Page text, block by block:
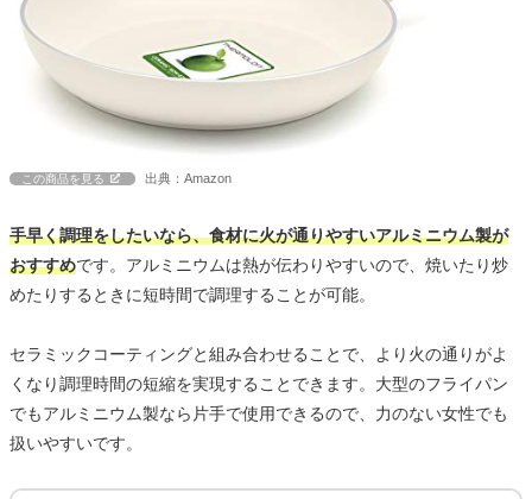
この商品を見る 出典：Amazon
手早く調理をしたいなら、食材に火が通りやすいアルミニウム製が
おすすめです。アルミニウムは熱が伝わりやすいので、焼いたり炒
めたりするときに短時間で調理することが可能。
セラミックコーティングと組み合わせることで、より火の通りがよ
くなり調理時間の短縮を実現することできます。大型のフライパン
でもアルミニウム製なら片手で使用できるので、力のない女性でも
扱いやすいです。